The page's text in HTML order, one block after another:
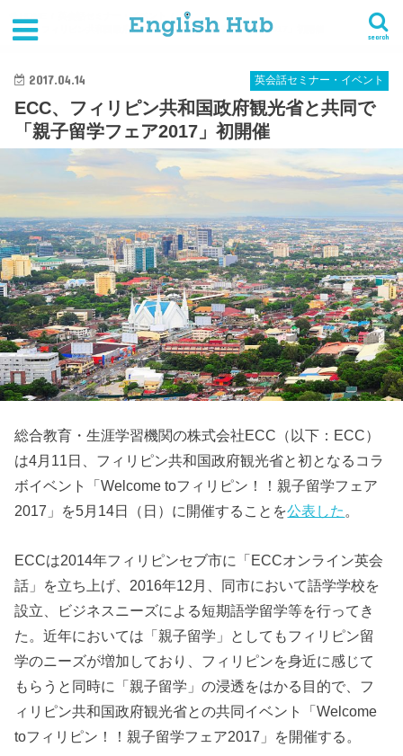
search
英会話セミナー・イベント
ECC、フィリピン共和国政府観光省と共同で「親子留学フェア2017」初開催
英会話セミナー・イベント
2017.04.14
ECC、フィリピン共和国政府観光省と共同で
「親子留学フェア2017」初開催
総合教育・生涯学習機関の株式会社ECC（以下：ECC）
は4月11日、フィリピン共和国政府観光省と初となるコラ
ボイベント「Welcome toフィリピン！！親子留学フェア
2017」を5月14日（日）に開催することを公表した 。
ECCは2014年フィリピンセブ市に「ECCオンライン英会
話」を立ち上げ、2016年12月、同市において語学学校を
設立、ビジネスニーズによる短期語学留学等を行ってき
た。近年においては「親子留学」としてもフィリピン留
学のニーズが増加しており、フィリピンを身近に感じて
もらうと同時に「親子留学」の浸透をはかる目的で、フ
ィリピン共和国政府観光省との共同イベント「Welcome
toフィリピン！！親子留学フェア2017」を開催する。